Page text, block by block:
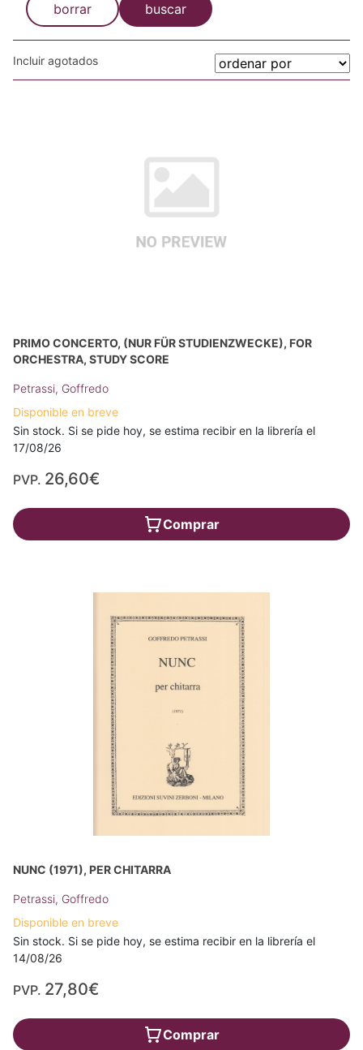
borrar buscar
Incluir agotados
PRIMO CONCERTO, (NUR FÜR STUDIENZWECKE), FOR
ORCHESTRA, STUDY SCORE
Petrassi, Goffredo
Disponible en breve
Sin stock. Si se pide hoy, se estima recibir en la librería el
17/08/26
PVP. 26,60€
Comprar
NUNC (1971), PER CHITARRA
Petrassi, Goffredo
Disponible en breve
Sin stock. Si se pide hoy, se estima recibir en la librería el
14/08/26
PVP. 27,80€
Comprar